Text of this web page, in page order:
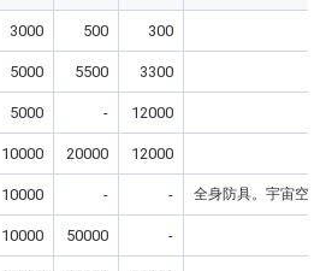
3000 500 300
5000 5500 3300
5000 - 12000
10000 20000 12000
10000 - - 全身防具。宇宙空
10000 50000 -